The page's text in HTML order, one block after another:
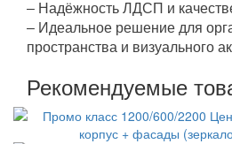
– Надёжность ЛДСП и
– Идеальное решение для
пространства и визуального
Рекомендуемые